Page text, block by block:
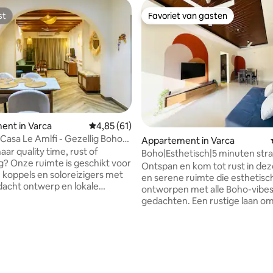
van 4,99 op 5, 74 recensies
in Varca Gemiddelde beoordeling van 4,85 op 5, 61
4,85 (61)
quality time, rust of
Onze ruimte is geschikt voor
en soloreizigers met
ontwerp en lokale
Favoriet van gasten
Favoriet van gasten
Appartement in Varca
Boho|Esthetisch|5 minuten
Ontspan en kom tot rust in
en serene ruimte die
ontworpen met alle Boho-
gedachten. Een rustige laan